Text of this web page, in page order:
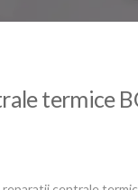
termice